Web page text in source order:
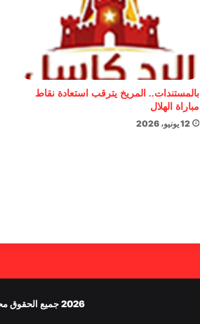
بالمستندات.. المريخ يترقب استعادة نقاط
مباراة الهلال
12 يونيو، 2026
2026 جميع الحقوق محفوظة للرد كاسل